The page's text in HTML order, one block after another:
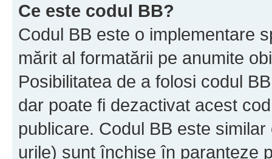
Ce este codul BB?
Codul BB este o implementare
mărit al formatării pe anumite
Posibilitatea de a folosi codul
dar poate fi dezactivat acest
publicare. Codul BB este
urile) sunt închise în paranteze